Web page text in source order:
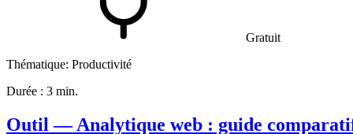
Gratuit
Thématique: Productivité
Durée : 3 min.
Outil — Analytique web : guide